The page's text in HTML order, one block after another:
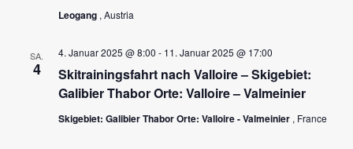
a
Leogang , Austria
SA.
4
Skitrainingsfahrt nach Valloire – Skigebiet:
Galibier Thabor Orte: Valloire – Valmeinier
4. Januar 2025 @ 8:00 - 11. Januar 2025 @ 17:00
Skigebiet: Galibier Thabor Orte: Valloire - Valmeinier , France